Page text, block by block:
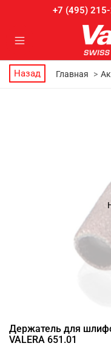
+7 (495)
Назад Главная
Держатель для
VALERA 651.01